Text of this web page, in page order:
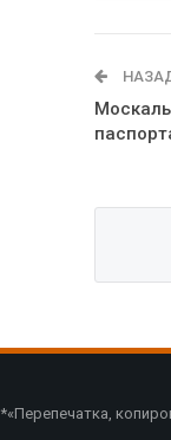
*«Перепечатка,